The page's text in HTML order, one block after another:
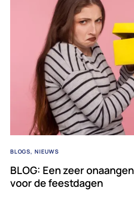
BLOGS NIEUWS
BLOG: Een zeer
voor de feestdagen